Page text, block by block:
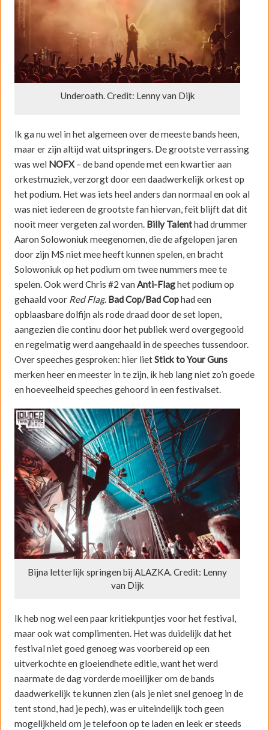
Underoath. Credit: Lenny van Dijk
Ik ga nu wel in het algemeen over de meeste bands heen,
maar er zijn altijd wat uitspringers. De grootste verrassing
was wel NOFX– de band opende met een kwartier aan
orkestmuziek, verzorgt door een daadwerkelijk orkest op
het podium. Het was iets heel anders dan normaal en ook al
was niet iedereen de grootste fan hiervan, feit blijft dat dit
nooit meer vergeten zal worden. Billy Talenthad drummer
Aaron Solowoniuk meegenomen, die de afgelopen jaren
door zijn MS niet mee heeft kunnen spelen, en bracht
Solowoniuk op het podium om twee nummers mee te
spelen. Ook werd Chris #2 van Anti-Flaghet podium op
gehaald voor Red Flag. Bad Cop/Bad Cophad een
opblaasbare dolfijn als rode draad door de set lopen,
aangezien die continu door het publiek werd overgegooid
en regelmatig werd aangehaald in de speeches tussendoor.
Over speeches gesproken: hier lietStick to Your Guns
merken heer en meester in te zijn, ik heb lang niet zo’n goede
en hoeveelheid speeches gehoord in een festivalset.
Bijna letterlijk springen bij ALAZKA. Credit: Lenny
van Dijk
Ik heb nog wel een paar kritiekpuntjes voor het festival,
maar ook wat complimenten. Het was duidelijk dat het
festival niet goed genoeg was voorbereid op een
uitverkochte en gloeiendhete editie, want het werd
naarmate de dag vorderde moeilijker om de bands
daadwerkelijk te kunnen zien (als je niet snel genoeg in de
tent stond, had je pech), was er uiteindelijk toch geen
mogelijkheid om je telefoon op te laden en leek er steeds